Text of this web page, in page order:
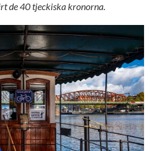
de 40 tjeckiska kronorna.